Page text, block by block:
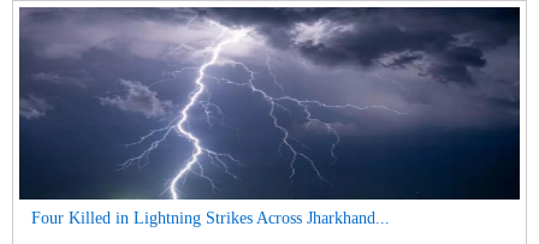
Four Killed in Lightning Strikes Across Jharkhand...